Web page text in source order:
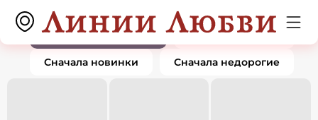
Серьги0 товаров
По популярности
Сначала дорогие
Сначала новинки Сначала недорогие